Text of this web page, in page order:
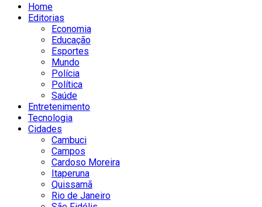
Home
Editorias
Economia
Educação
Esportes
Mundo
Polícia
Política
Saúde
Entretenimento
Tecnologia
Cidades
Cambuci
Campos
Cardoso Moreira
Itaperuna
Quissamã
Rio de Janeiro